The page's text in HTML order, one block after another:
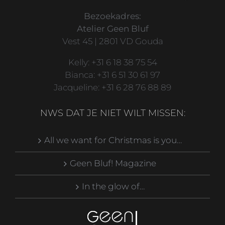
Bezoekadres:
Atelier Geen Bluf
Vest 45 | 2801 VD Gouda
Kelly: +31 6 18 38 75 54
Bianca: +31 6 51 30 61 97
Jacqueline: +31 6 28 76 88 89
NWS DAT JE NIET WILT MISSEN:
All we want for Christmas is you…
Geen Bluf! Magazine
In the glow of…